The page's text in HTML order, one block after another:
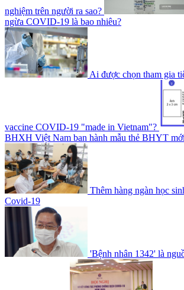
nghiệm trên người ra sao?
ngừa COVID-19 là bao nhiêu?
Ai được chọn tham gia
vaccine COVID-19 "made in Vietnam"?
BHXH Việt Nam ban hành mẫu thẻ BHYT mới
Thêm hàng ngàn học
Covid-19
'Bệnh nhân 1342' là